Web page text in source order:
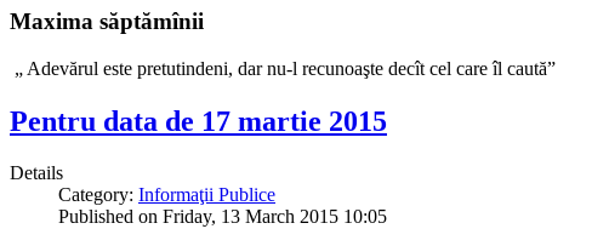
Maxima săptămînii
„ Adevărul este pretutindeni, dar nu-l recunoaşte decît cel care
Pentru data de 17 martie 2015
Details
Category: Informaţii Publice
Published on Friday, 13 March 2015 10:05